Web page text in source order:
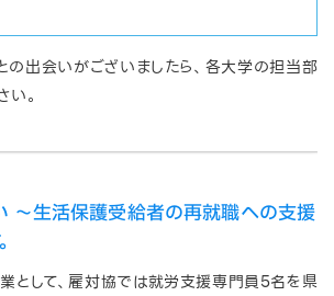
の出会いがございましたら、各大学の担当部
。
～生活保護受給者の再就職への支援
として、雇対協では就労支援専門員5名を県